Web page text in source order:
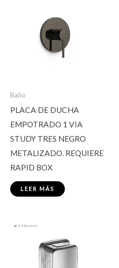
Baño
PLACA DE DUCHA
EMPOTRADO 1 VIA
STUDY TRES NEGRO
METALIZADO. REQUIERE
RAPID BOX
LEER MÁS